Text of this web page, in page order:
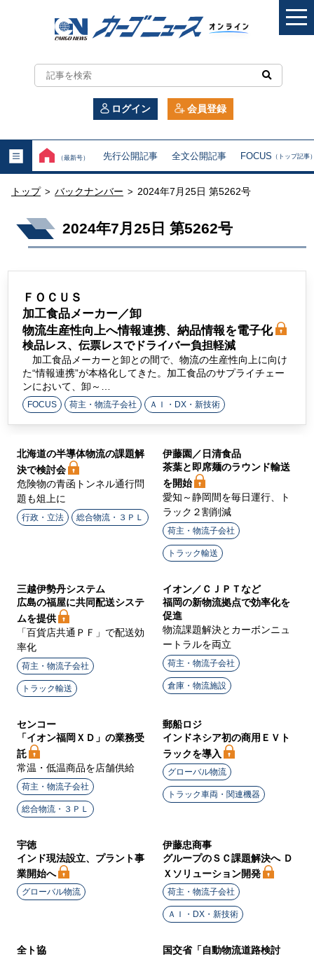
カ
ー
ニ
ュ
ス
ン
ラ
イ
ン
ログイン 会員登録
（最新号） 先行公開記事 全文公開記事 FOCUS （トップ記事
トップ > バックナンバー > 2024年7月25日 第5262号
2024年7月25日 第5262号
ＦＯＣＵＳ
加工食品メーカー／卸
物流生産性向上へ情報連携、納品情報を電子化
検品レス、伝票レスでドライバー負担軽減
加工食品メーカーと卸との間で、物流の生産性向上に向け
た“情報連携”が本格化してきた。加工食品のサプライチェー
ンにおいて、卸～…
FOCUS 荷主・物流子会社 ＡＩ・DX・新技術
北海道の半導体物流の課題解
決で検討会
危険物の青函トンネル通行問
題も俎上に
行政・立法 総合物流・３ＰＬ
伊藤園／日清食品
茶葉と即席麺のラウンド輸送
を開始
愛知～静岡間を毎日運行、ト
ラック２割削減
荷主・物流子会社
トラック輸送
三越伊勢丹システム
広島の福屋に共同配送システ
ムを提供
「百貨店共通ＰＦ」で配送効
率化
荷主・物流子会社
トラック輸送
イオン／ＣＪＰＴなど
福岡の新物流拠点で効率化を
促進
物流課題解決とカーボンニュ
ートラルを両立
荷主・物流子会社
倉庫・物流施設
センコー
「イオン福岡ＸＤ」の業務受
託
常温・低温商品を店舗供給
荷主・物流子会社
総合物流・３ＰＬ
郵船ロジ
インドネシア初の商用ＥＶト
ラックを導入
グローバル物流
トラック車両・関連機器
宇徳
インド現法設立、プラント事
業開始へ
グローバル物流
伊藤忠商事
グループのＳＣ課題解決へ Ｄ
Ｘソリューション開発
荷主・物流子会社
ＡＩ・DX・新技術
全ト協
国交省「自動物流道路検討